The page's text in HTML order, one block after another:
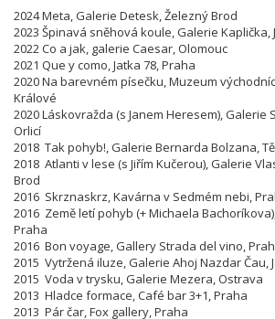
2024 Meta, Galerie Detesk, Železný Brod
2023 Špinavá sněhová koule, Galerie Kaplička,
2022 Co a jak, galerie Caesar, Olomouc
2021 Que y como, Jatka 78, Praha
2020 Na barevném písečku, Muzeum
Králové
2020 Láskovražda (s Janem Heresem), Galerie
Orlicí
2018 Tak pohyb!, Galerie Bernarda Bolzana,
2018 Atlanti v lese (s Jiřím Kučerou), Galerie
Brod
2016 Skrznaskrz, Kavárna v Sedmém nebi,
2016 Země letí pohyb (+ Michaela
Praha
2016 Bon voyage, Gallery Strada del vino,
2015 Vytržená iluze, Galerie Ahoj Nazdar Čau,
2015 Voda v trysku, Galerie Mezera, Ostrava
2013 Hladce formace, Café bar 3+1, Praha
2013 Pár čar, Fox gallery, Praha